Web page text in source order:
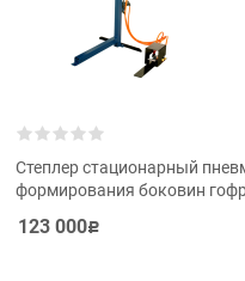
Степлер стационарный
формирования боковин
123 000Р